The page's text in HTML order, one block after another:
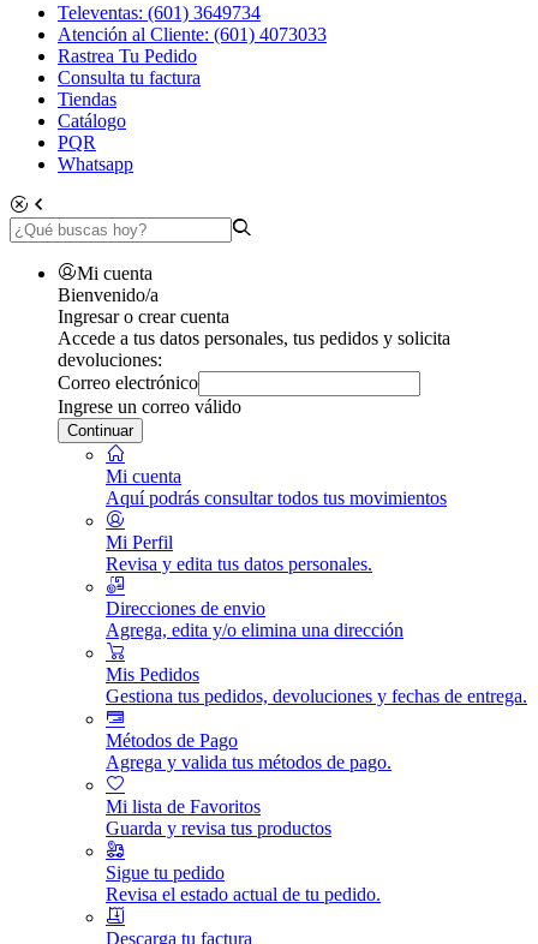
Televentas: (601) 3649734
Atención al Cliente: (601) 4073033
Rastrea Tu Pedido
Consulta tu factura
Tiendas
Catálogo
PQR
Whatsapp
Mi cuenta
Bienvenido/a
Ingresar o crear cuenta
Accede a tus datos personales, tus pedidos y solicita
devoluciones:
Correo electrónico
Ingrese un correo válido
Continuar
Mi cuenta
Aquí podrás consultar todos tus movimientos
Mi Perfil
Revisa y edita tus datos personales.
Direcciones de envio
Agrega, edita y/o elimina una dirección
Mis Pedidos
Gestiona tus pedidos, devoluciones y fechas de entrega.
Métodos de Pago
Agrega y valida tus métodos de pago.
Mi lista de Favoritos
Guarda y revisa tus productos
Sigue tu pedido
Revisa el estado actual de tu pedido.
Descarga tu factura